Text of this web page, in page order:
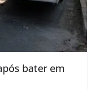
bater em